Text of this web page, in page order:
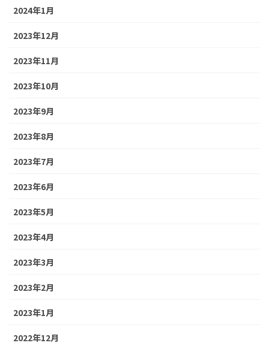
2024年1月
2023年12月
2023年11月
2023年10月
2023年9月
2023年8月
2023年7月
2023年6月
2023年5月
2023年4月
2023年3月
2023年2月
2023年1月
2022年12月